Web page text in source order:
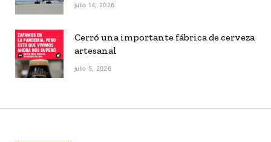
julio 14, 2026
Cerró una importante fábrica de cerveza
artesanal
julio 5, 2026